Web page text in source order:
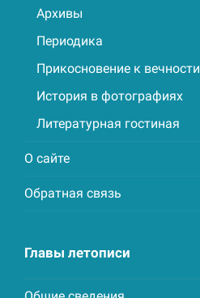
Архивы
Периодика
Прикосновение к вечности
История в фотографиях
Литературная гостиная
О сайте
Обратная связь
Главы летописи